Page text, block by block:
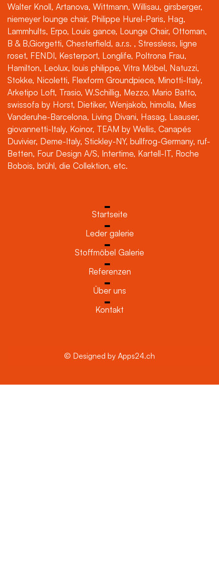
Walter Knoll, Artanova, Wittmann, Willisau, girsberger,
niemeyer lounge chair, Philippe Hurel-Paris, Hag,
Lammhults, Erpo, Louis gance, Lounge Chair, Ottoman,
B & B,Giorgetti, Chesterfield, a.r.s. , Stressless, ligne
roset, FENDI, Kesterport, Longlife, Poltrona Frau,
Hamilton, Leolux, louis philippe, Vitra Möbel, Natuzzi,
Stokke, Nicoletti, Flexform Groundpiece, Minotti-Italy,
Arketipo Loft, Trasio, W.Schillig, Mezzo, Mario Batto,
swissofa by Horst, Dietiker, Wenjakob, himolla, Mies
Vanderuhe-Barcelona, Living Divani, Hasag, Laauser,
giovannetti-Italy, Koinor, TEAM by Wellis, Canapés
Duvivier, Deme-Italy, Stickley-NY, bullfrog-Germany, ruf-
Betten, Four Design A/S, Intertime, Kartell-IT, Roche
Bobois, brühl, die Collektion, etc.
Startseite
Leder galerie
Stoffmöbel Galerie
Referenzen
Über uns
Kontakt
© Designed by Apps24.ch